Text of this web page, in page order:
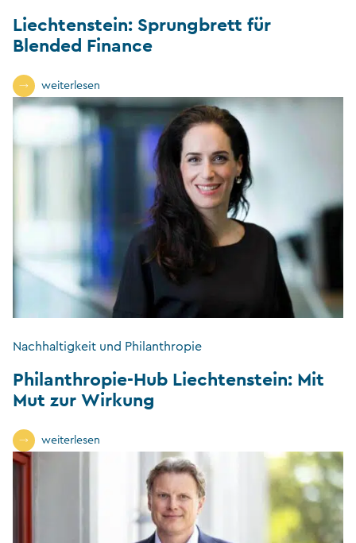
Liechtenstein: Sprungbrett für
Blended Finance
weiterlesen
Nachhaltigkeit und Philanthropie
Philanthropie-Hub Liechtenstein: Mit
Mut zur Wirkung
weiterlesen